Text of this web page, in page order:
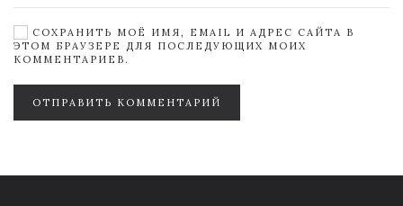
СОХРАНИТЬ МОЁ ИМЯ, EMAIL И АДРЕС САЙТА В
ЭТОМ БРАУЗЕРЕ ДЛЯ ПОСЛЕДУЮЩИХ МОИХ
КОММЕНТАРИЕВ.
ОТПРАВИТЬ КОММЕНТАРИЙ